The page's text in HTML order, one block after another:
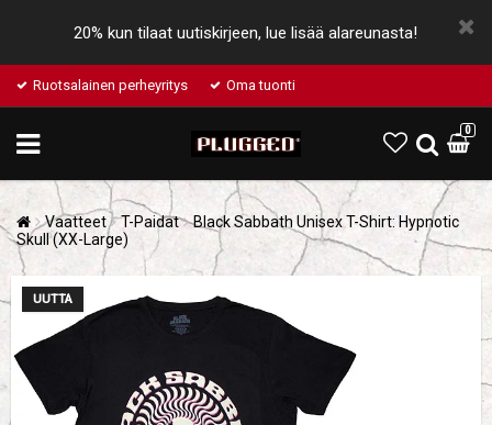
20% kun tilaat uutiskirjeen, lue lisää alareunasta!
Ruotsalainen perheyritys Oma tuonti
0
Vaatteet T-Paidat
Black Sabbath Unisex T-Shirt: Hypnotic
Skull (XX-Large)
UUTTA